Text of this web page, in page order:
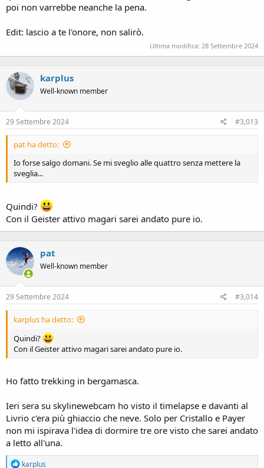
poi non varrebbe neanche la pena.
Edit: lascio a te l'onore, non salirò.
Ultima modifica: 28 Settembre 2024
karplus
Well-known member
29 Settembre 2024 #3,013
pat ha detto:
Io forse salgo domani. Se mi sveglio alle quattro senza mettere la
sveglia...
Quindi?
Con il Geister attivo magari sarei andato pure io.
pat
Well-known member
29 Settembre 2024 #3,014
karplus ha detto:
Quindi?
Con il Geister attivo magari sarei andato pure io.
Ho fatto trekking in bergamasca.
Ieri sera su skylinewebcam ho visto il timelapse e davanti al
Livrio c'era più ghiaccio che neve. Solo per Cristallo e Payer
non mi ispirava l'idea di dormire tre ore visto che sarei andato
a letto all'una.
R
karplus